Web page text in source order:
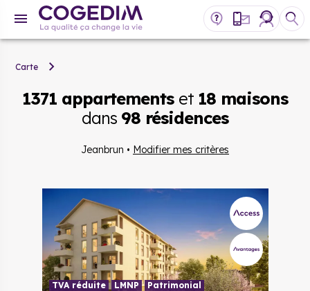
Carte
1371 appartementset 18 maisons
dans 98 résidences
Jeanbrun • Modifier mes critères
TVA réduite LMNP
Patrimonial